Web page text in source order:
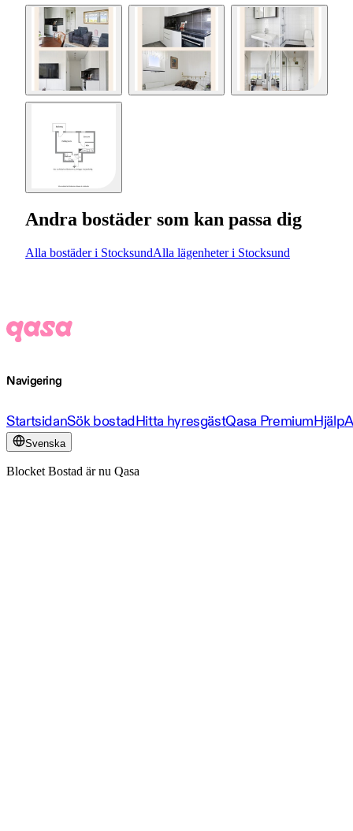
Andra bostäder som kan passa dig
Alla bostäder i StocksundAlla lägenheter i Stocksund
Navigering
StartsidanSök bostadHitta hyresgästQasa PremiumHjälp
Svenska
Blocket Bostad är nu Qasa